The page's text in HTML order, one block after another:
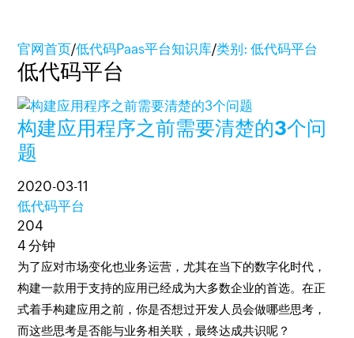
官网首页/低代码Paas平台知识库/类别: 低代码平台
低代码平台
构建应用程序之前需要清楚的3个问
题
2020-03-11
低代码平台
204
4 分钟
为了应对市场变化也业务运营，尤其在当下的数字化时代，
构建一款用于支持的应用已经成为大多数企业的首选。在正
式着手构建应用之前，你是否想过开发人员会做哪些思考，
而这些思考是否能与业务相关联，最终达成共识呢？